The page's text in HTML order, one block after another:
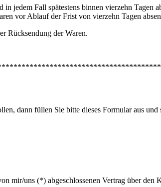
jedem Fall spätestens binnen vierzehn Tagen
vor Ablauf der Frist von vierzehn Tagen
Rücksendung der Waren.
dann füllen Sie bitte dieses Formular aus und
mir/uns (*) abgeschlossenen Vertrag über